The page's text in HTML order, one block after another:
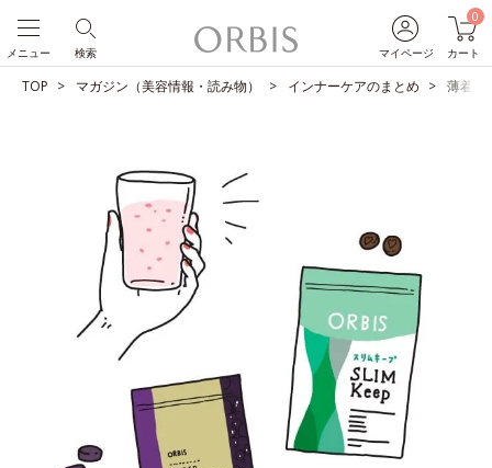
マイページ
0
カート
検索
メニュー
TOP マガジン（美容情報・読み物） インナーケアのまとめ 薄着の